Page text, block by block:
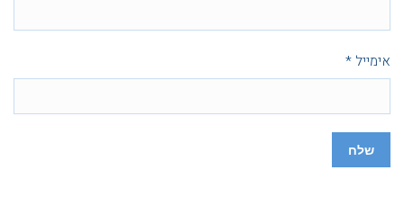
אימייל *